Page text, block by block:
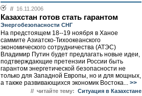
// 16.11.2006
Казахстан готов стать гарантом
Энергобезопасности СНГ
На предстоящем 18--19 ноября в Ханое
саммите Азиатско-Тихоокеанского
экономического сотрудничества (АТЭС)
Владимир Путин будет предлагать новые идеи,
подтверждающие претензии России быть
гарантом энергетической безопасности не
только для Западной Европы, но и для мощных,
а также развивающихся экономик Востока... >>
// читайте тему: Ситуация в Казахстане